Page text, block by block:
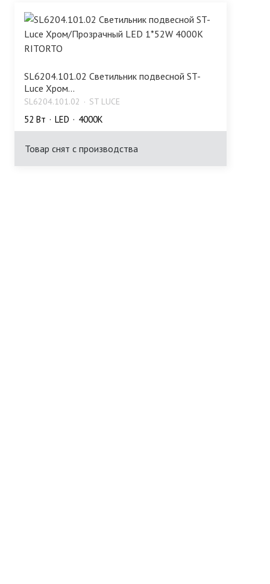
SL6204.101.02 Светильник подвесной ST-
Luce Хром...
SL6204.101.02 ST LUCE
52 Bт LED 4000K
Товар снят с производства